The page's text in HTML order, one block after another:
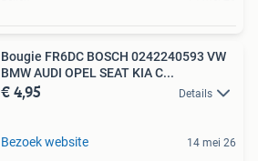
Bougie FR6DC BOSCH 0242240593 VW
BMW AUDI OPEL SEAT KIA C...
€ 4,95 Details
Bezoek website 14 mei 26